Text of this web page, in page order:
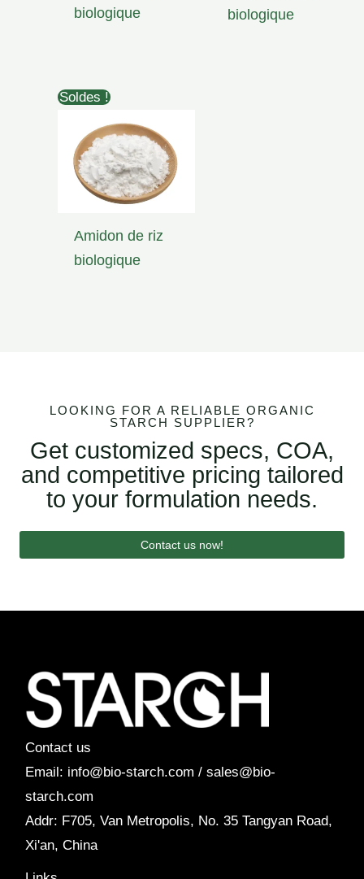
biologique
biologique
Soldes !
Amidon de riz
biologique
LOOKING FOR A RELIABLE ORGANIC
STARCH SUPPLIER?
Get customized specs, COA,
and competitive pricing tailored
to your formulation needs.
Contact us now!
Contact us
Email: info@bio-starch.com / sales@bio-
starch.com
Addr: F705, Van Metropolis, No. 35 Tangyan Road,
Xi'an, China